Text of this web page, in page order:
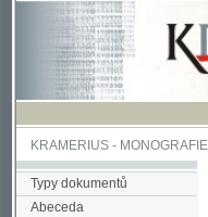
KRAMERIUS-MONOGRAFIE
Typy dokumentů
Abeceda
Výběr monografie